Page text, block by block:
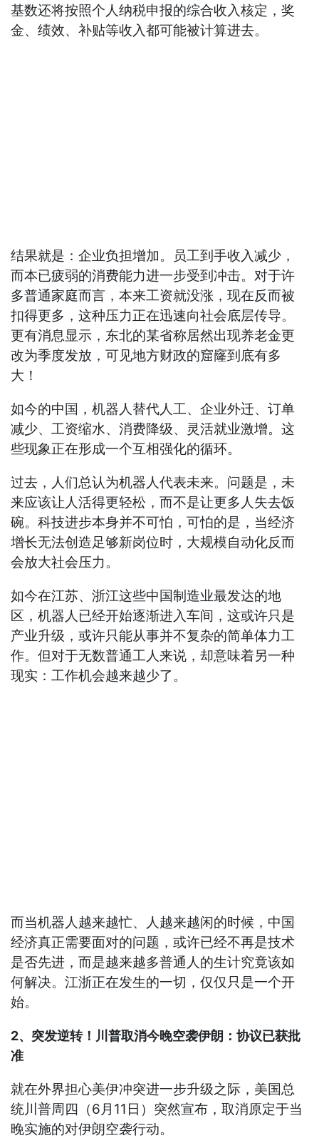
基数还将按照个人纳税申报的综合收入核定，奖
金、绩效、补贴等收入都可能被计算进去。
结果就是：企业负担增加。员工到手收入减少，
而本已疲弱的消费能力进一步受到冲击。对于许
多普通家庭而言，本来工资就没涨，现在反而被
扣得更多，这种压力正在迅速向社会底层传导。
更有消息显示，东北的某省称居然出现养老金更
改为季度发放，可见地方财政的窟窿到底有多
大！
如今的中国，机器人替代人工、企业外迁、订单
减少、工资缩水、消费降级、灵活就业激增。这
些现象正在形成一个互相强化的循环。
过去，人们总认为机器人代表未来。问题是，未
来应该让人活得更轻松，而不是让更多人失去饭
碗。科技进步本身并不可怕，可怕的是，当经济
增长无法创造足够新岗位时，大规模自动化反而
会放大社会压力。
如今在江苏、浙江这些中国制造业最发达的地
区，机器人已经开始逐渐进入车间，这或许只是
产业升级，或许只能从事并不复杂的简单体力工
作。但对于无数普通工人来说，却意味着另一种
现实：工作机会越来越少了。
而当机器人越来越忙、人越来越闲的时候，中国
经济真正需要面对的问题，或许已经不再是技术
是否先进，而是越来越多普通人的生计究竟该如
何解决。江浙正在发生的一切，仅仅只是一个开
始。
2、突发逆转！川普取消今晚空袭伊朗：协议已获批
准
就在外界担心美伊冲突进一步升级之际，美国总
统川普周四（6月11日）突然宣布，取消原定于当
晚实施的对伊朗空袭行动。